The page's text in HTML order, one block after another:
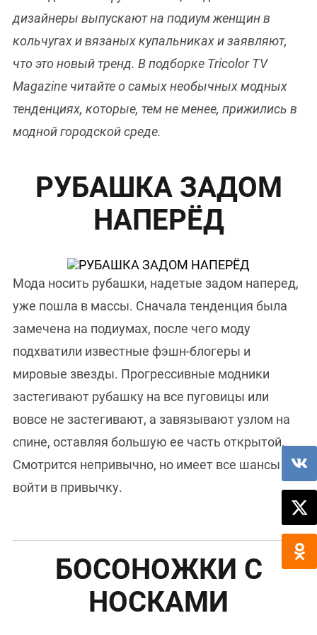
дизайнеры выпускают на подиум женщин в
кольчугах и вязаных купальниках и заявляют,
что это новый тренд. В подборке Tricolor TV
Magazine читайте о самых необычных модных
тенденциях, которые, тем не менее, прижились в
модной городской среде.
РУБАШКА ЗАДОМ
НАПЕРЁД
Мода носить рубашки, надетые задом наперед,
уже пошла в массы. Сначала тенденция была
замечена на подиумах, после чего моду
подхватили известные фэшн-блогеры и
мировые звезды. Прогрессивные модники
застегивают рубашку на все пуговицы или
вовсе не застегивают, а завязывают узлом на
спине, оставляя большую ее часть открытой.
Смотрится непривычно, но имеет все шансы
войти в привычку.
БОСОНОЖКИ С
НОСКАМИ